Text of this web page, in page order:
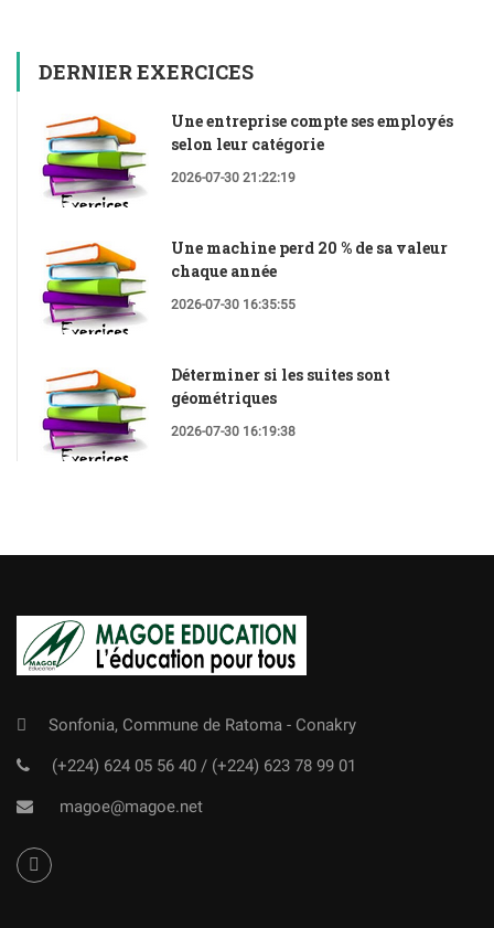
DERNIER EXERCICES
Une entreprise compte ses employés
selon leur catégorie
2026-07-30 21:22:19
Une machine perd 20 % de sa valeur
chaque année
2026-07-30 16:35:55
Déterminer si les suites sont
géométriques
2026-07-30 16:19:38
Sonfonia, Commune de Ratoma - Conakry
(+224) 624 05 56 40 / (+224) 623 78 99 01
magoe@magoe.net